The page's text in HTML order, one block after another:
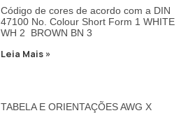
Código de cores de acordo com a DIN
47100 No. Colour Short Form 1 WHITE
WH 2 BROWN BN 3
Leia Mais »
TABELA E ORIENTAÇÕES AWG X